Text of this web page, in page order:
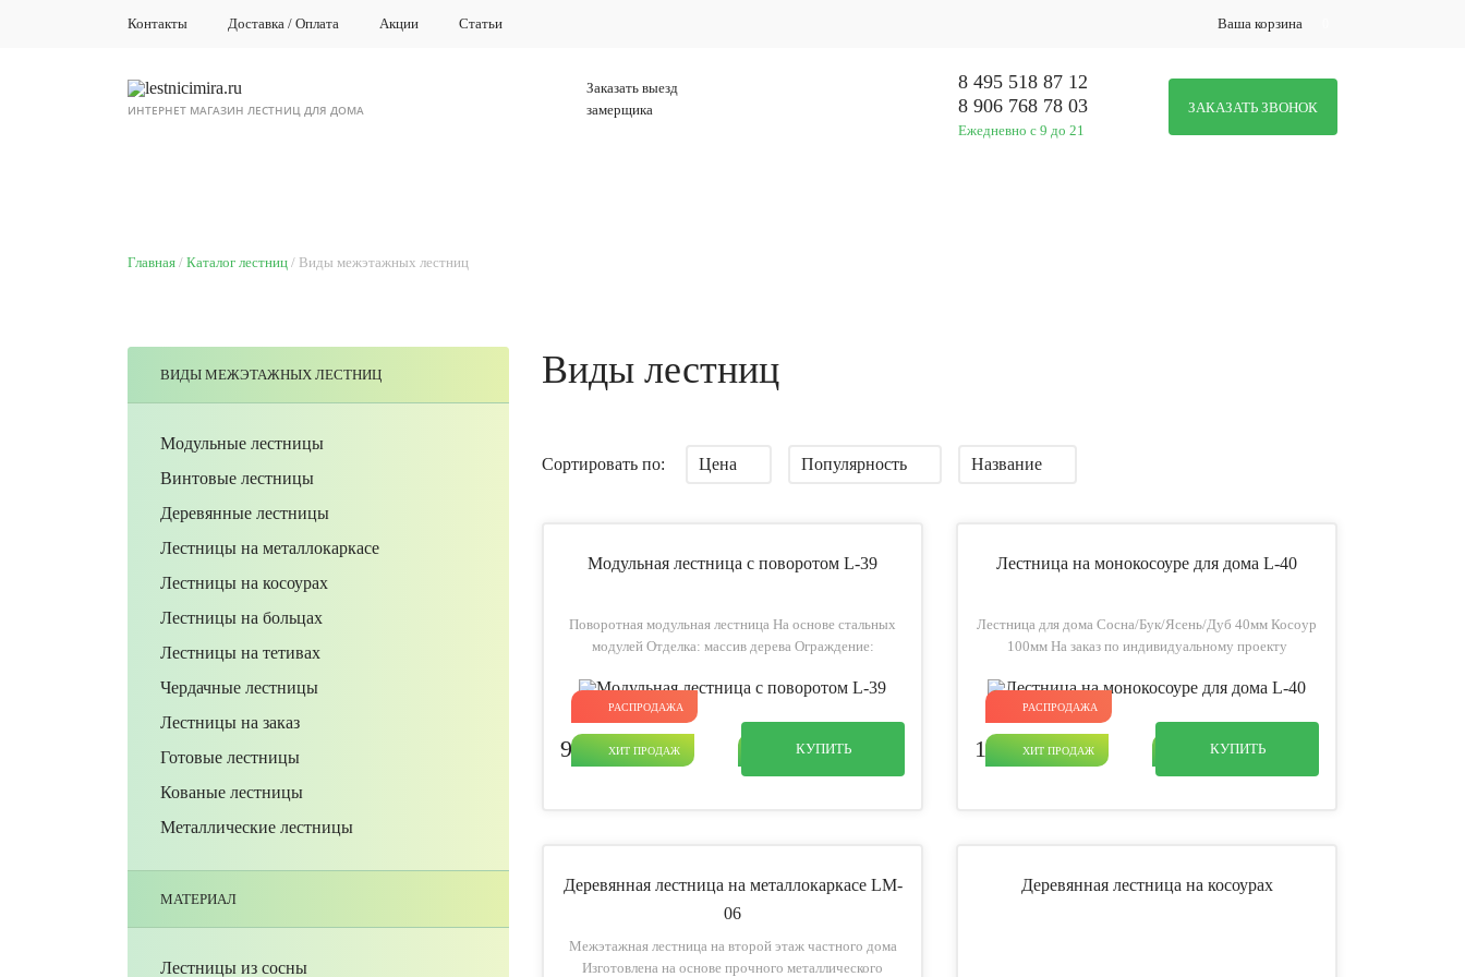
Контакты Доставка / Оплата Акции Статьи Ваша корзина
ИНТЕРНЕТ МАГАЗИН ЛЕСТНИЦ ДЛЯ ДОМА
Заказать выезд
замерщика
8 495 518 87 12
8 906 768 78 03
Ежедневно с 9 до 21
ЗАКАЗАТЬ ЗВОНОК
Главная Каталог лестниц Виды межэтажных лестниц
Виды лестниц
Сортировать по: Цена Популярность Название
Модульная лестница с поворотом L-39
Поворотная модульная лестница На основе стальных
модулей Отделка: массив дерева Ограждение:
РАСПРОДАЖА
ХИТ ПРОДАЖ ЗАБЕЖНАЯ
94 100p КУПИТЬ
Лестница на монокосоуре для дома L-40
Лестница для дома Сосна/Бук/Ясень/Дуб 40мм Косоур
100мм На заказ по индивидуальному проекту
РАСПРОДАЖА
ХИТ ПРОДАЖ ДЛЯ ДОМА
115 500p КУПИТЬ
Деревянная лестница на металлокаркасе LM-
06
Межэтажная лестница на второй этаж частного дома
Изготовлена на основе прочного металлического
Деревянная лестница на косоурах
ВИДЫ МЕЖЭТАЖНЫХ ЛЕСТНИЦ
Модульные лестницы
Винтовые лестницы
Деревянные лестницы
Лестницы на металлокаркасе
Лестницы на косоурах
Лестницы на больцах
Лестницы на тетивах
Чердачные лестницы
Лестницы на заказ
Готовые лестницы
Кованые лестницы
Металлические лестницы
МАТЕРИАЛ
Лестницы из сосны